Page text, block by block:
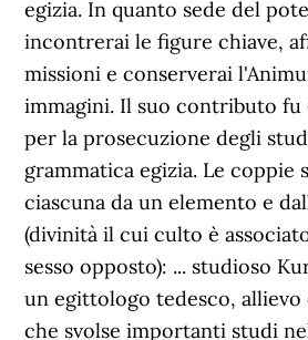
egizia. In quanto sede del
incontrerai le figure chiave,
missioni e conserverai
immagini. Il suo contributo fu
per la prosecuzione degli
grammatica egizia. Le coppie
ciascuna da un elemento e
(divinità il cui culto è
sesso opposto): ... studioso
un egittologo tedesco, allievo
che svolse importanti studi